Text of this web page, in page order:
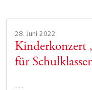
28. Juni 2022
Kinderkonzert
für
…